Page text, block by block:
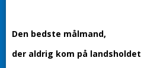
Den bedste målmand,
der aldrig kom på landsholdet